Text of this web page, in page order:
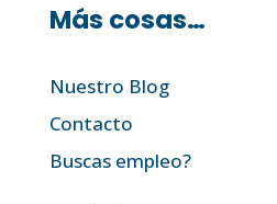
Más cosas…
Nuestro Blog
Contacto
Buscas empleo?